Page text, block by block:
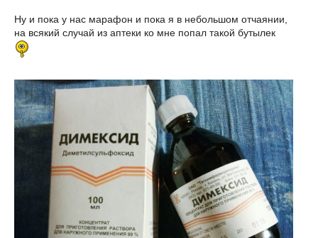
Ну и пока у нас марафон и пока я в небольшом отчаянии,
на всякий случай из аптеки ко мне попал такой бутылек